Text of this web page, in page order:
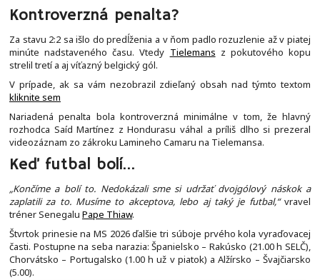
Kontroverzná penalta?
Za stavu 2:2 sa išlo do predĺženia a v ňom padlo rozuzlenie až v piatej
minúte nadstaveného času. Vtedy Tielemans z pokutového kopu
strelil tretí a aj víťazný belgický gól.
V prípade, ak sa vám nezobrazil zdieľaný obsah nad týmto textom
kliknite sem
Nariadená penalta bola kontroverzná minimálne v tom, že hlavný
rozhodca Saíd Martínez z Hondurasu váhal a príliš dlho si prezeral
videozáznam zo zákroku Lamineho Camaru na Tielemansa.
Keď futbal bolí…
„Končíme a bolí to. Nedokázali sme si udržať dvojgólový náskok a
zaplatili za to. Musíme to akceptova, lebo aj taký je futbal,“vravel
tréner Senegalu Pape Thiaw.
Štvrtok prinesie na MS 2026 ďalšie tri súboje prvého kola vyraďovacej
časti. Postupne na seba narazia: Španielsko – Rakúsko (21.00 h SELČ),
Chorvátsko – Portugalsko (1.00 h už v piatok) a Alžírsko – Švajčiarsko
(5.00).